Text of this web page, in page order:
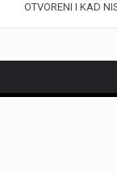
OTVORENI I KAD